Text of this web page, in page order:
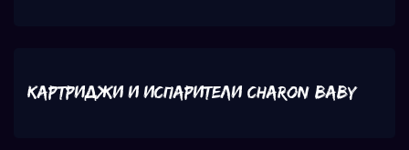
Картриджи и испарители Charon Baby